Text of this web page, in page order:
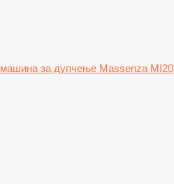
машина за дупчење Massenza MI20